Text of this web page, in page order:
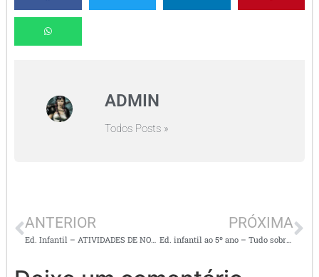
ADMIN
Todos Posts »
ANTERIOR
Ed. Infantil – ATIVIDADES DE NOVEMBRO PARA IMPRIMIR
PRÓXIMA
Ed. infantil ao 5º ano – Tudo sobre Relatórios e Pareceres Descritivos